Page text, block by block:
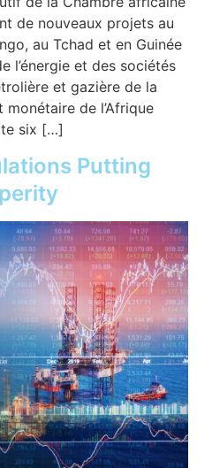
de nouveaux projets au
au Tchad et en Guinée
l’énergie et des sociétés
et gazière de la
de l’Afrique
six […]
Putting